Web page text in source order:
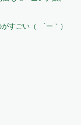
すごい（ ´ー｀）